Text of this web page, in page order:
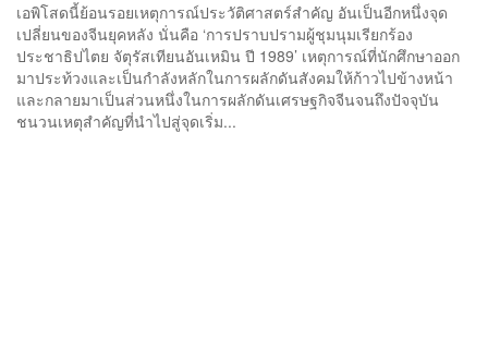
เอพิโสดนี้ย้อนรอยเหตุการณ์ประวัติศาสตร์สำคัญ อันเป็นอีกหนึ่งจุด
เปลี่ยนของจีนยุคหลัง นั่นคือ ‘การปราบปรามผู้ชุมนุมเรียกร้อง
ประชาธิปไตย จัตุรัสเทียนอันเหมิน ปี 1989’ เหตุการณ์ที่นักศึกษาออก
มาประท้วงและเป็นกำลังหลักในการผลักดันสังคมให้ก้าวไปข้างหน้า
และกลายมาเป็นส่วนหนึ่งในการผลักดันเศรษฐกิจจีนจนถึงปัจจุบัน
ชนวนเหตุสำคัญที่นำไปสู่จุดเริ่ม...